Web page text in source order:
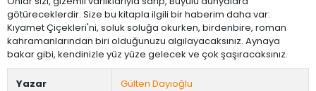
götüreceklerdir. Size bu kitapla ilgili bir haberim daha var:
Kıyamet Çiçekleri'ni, soluk soluğa okurken, birdenbire, roman
kahramanlarından biri olduğunuzu algılayacaksınız. Aynaya
bakar gibi, kendinizle yüz yüze gelecek ve çok şaşıracaksınız.
Yazar Gülten Dayıoğlu